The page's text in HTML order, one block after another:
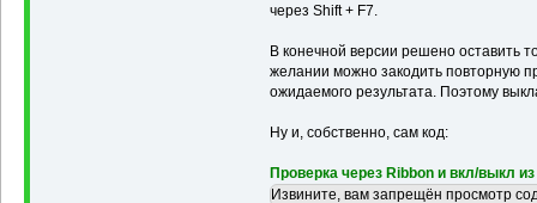
через Shift + F7.
В конечной версии решено оставить
желании можно закодить повторную
ожидаемого результата. Поэтому
Ну и, собственно, сам код:
Проверка через Ribbon и вкл/выкл
Извините, вам запрещён просмотр